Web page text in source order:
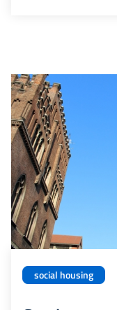
social housing